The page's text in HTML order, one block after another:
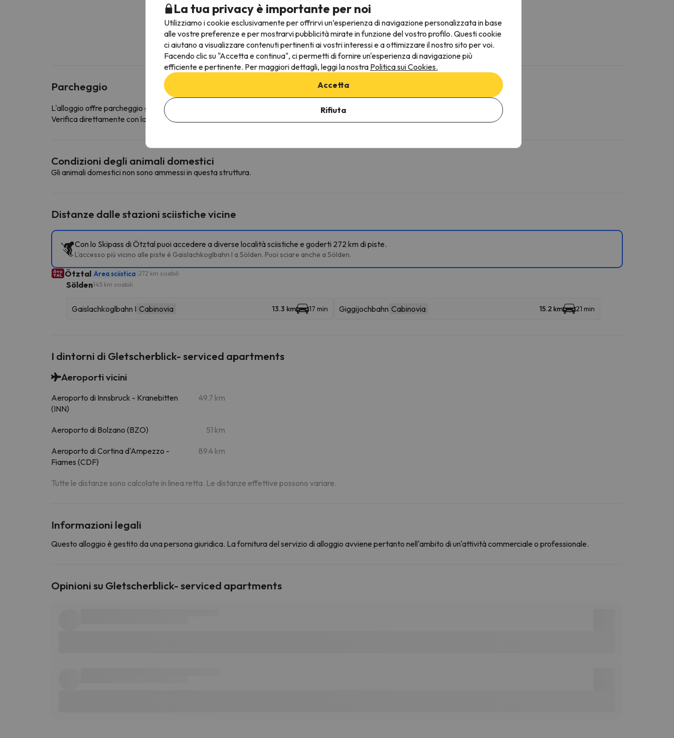
Armadio
Appendiabiti
Presa di corrente vicino al letto
Rivelatore di fumo
Parcheggio
L'alloggio offre parcheggio gratuito
Verifica direttamente con la struttura ricettiva se offre la possibilità di prenotare il posto auto in anticipo.
Condizioni degli animali domestici
Gli animali domestici non sono ammessi in questa struttura.
Distanze dalle stazioni sciistiche vicine
Con lo Skipass di Ötztal puoi accedere a diverse località sciistiche e goderti 272 km di piste.
L'accesso più vicino alle piste è Gaislachkoglbahn I a Sölden. Puoi sciare anche a Sölden.
Ötztal Area sciistica 272 km sciabili
Sölden145 km sciabili
Gaislachkoglbahn I Cabinovia 13.3 km 17 min Giggijochbahn Cabinovia 15.2 km 21 min
I dintorni di Gletscherblick- serviced apartments
Aeroporti vicini
Aeroporto di Innsbruck - Kranebitten
(INN)
49.7 km
Aeroporto di Bolzano (BZO) 51 km
Aeroporto di Cortina d'Ampezzo -
Fiames (CDF)
89.4 km
Tutte le distanze sono calcolate in linea retta. Le distanze effettive possono variare.
Informazioni legali
Questo alloggio è gestito da una persona giuridica. La fornitura del servizio di alloggio avviene pertanto nell'ambito di un'attività commerciale o professionale.
Opinioni su Gletscherblick- serviced apartments
La tua privacy è importante per noi
Utilizziamo i cookie esclusivamente per offrirvi un’esperienza di navigazione personalizzata in base
alle vostre preferenze e per mostrarvi pubblicità mirate in funzione del vostro profilo. Questi cookie
ci aiutano a visualizzare contenuti pertinenti ai vostri interessi e a ottimizzare il nostro sito per voi.
Facendo clic su "Accetta e continua", ci permetti di fornire un'esperienza di navigazione più
efficiente e pertinente. Per maggiori dettagli, leggi la nostra Politica sui Cookies.
Accetta
Rifiuta